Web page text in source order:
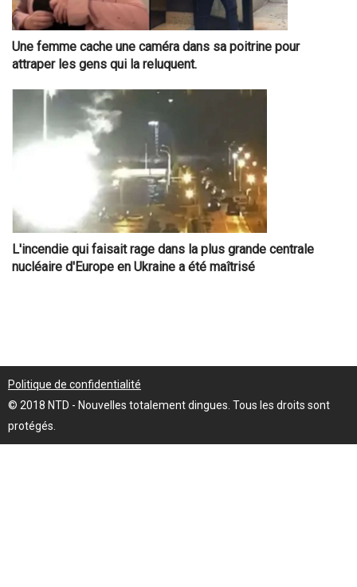
Une femme cache une caméra dans sa poitrine pour
attraper les gens qui la reluquent.
L'incendie qui faisait rage dans la plus grande centrale
nucléaire d'Europe en Ukraine a été maîtrisé
Politique de confidentialité
© 2018 NTD - Nouvelles totalement dingues. Tous les droits sont
protégés.